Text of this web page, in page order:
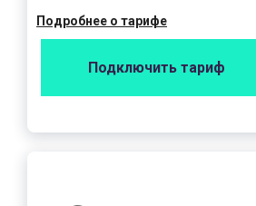
Подробнее о тарифе
Подключить тариф